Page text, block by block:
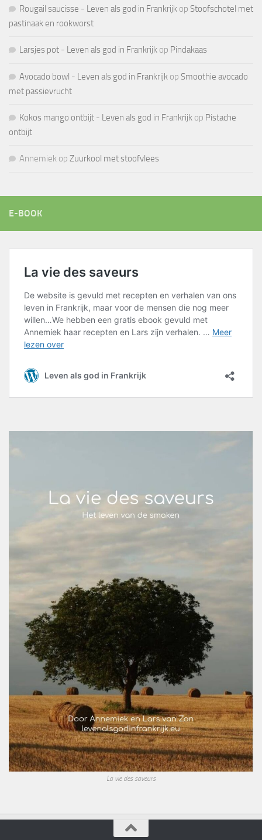
Rougail saucisse - Leven als god in Frankrijk op Stoofschotel met
pastinaak en rookworst
Larsjes pot - Leven als god in Frankrijk op Pindakaas
Avocado bowl - Leven als god in Frankrijk op Smoothie avocado
met passievrucht
Kokos mango ontbijt - Leven als god in Frankrijk op Pistache
ontbijt
Annemiek op Zuurkool met stoofvlees
E-BOOK
La vie des saveurs